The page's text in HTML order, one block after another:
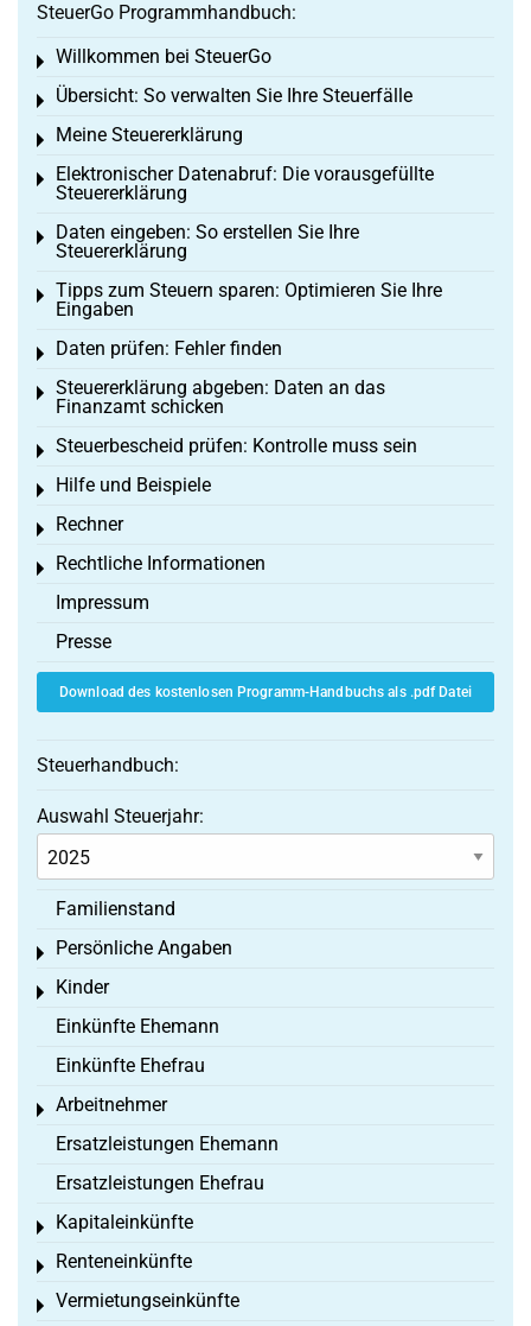
SteuerGo Programmhandbuch:
Willkommen bei SteuerGo
Toggle menu
Übersicht: So verwalten Sie Ihre Steuerfälle
Toggle menu
Meine Steuererklärung
Toggle menu
Elektronischer Datenabruf: Die vorausgefüllte
Steuererklärung
Toggle menu
Daten eingeben: So erstellen Sie Ihre
Steuererklärung
Toggle menu
Tipps zum Steuern sparen: Optimieren Sie Ihre
Eingaben
Toggle menu
Daten prüfen: Fehler finden
Toggle menu
Steuererklärung abgeben: Daten an das
Finanzamt schicken
Toggle menu
Steuerbescheid prüfen: Kontrolle muss sein
Toggle menu
Hilfe und Beispiele
Toggle menu
Rechner
Toggle menu
Rechtliche Informationen
Toggle menu
Impressum
Presse
Download des kostenlosen Programm-Handbuchs als .pdf Datei
Steuerhandbuch:
Auswahl Steuerjahr:
Familienstand
Persönliche Angaben
Toggle menu
Kinder
Toggle menu
Einkünfte Ehemann
Einkünfte Ehefrau
Arbeitnehmer
Toggle menu
Ersatzleistungen Ehemann
Ersatzleistungen Ehefrau
Kapitaleinkünfte
Toggle menu
Renteneinkünfte
Toggle menu
Vermietungseinkünfte
Toggle menu